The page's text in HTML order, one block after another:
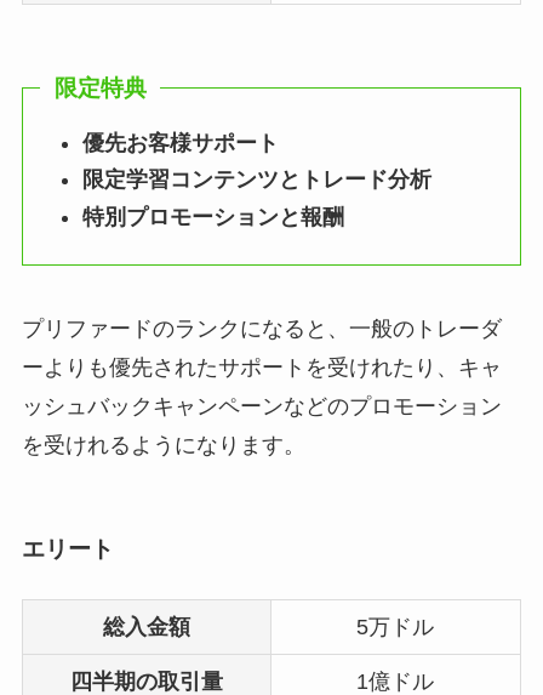
限定特典
優先お客様サポート
限定学習コンテンツとトレード分析
特別プロモーションと報酬
プリファードのランクになると、一般のトレーダ
ーよりも優先されたサポートを受けれたり、キャ
ッシュバックキャンペーンなどのプロモーション
を受けれるようになります。
エリート
総入金額 5万ドル
四半期の取引量 1億ドル